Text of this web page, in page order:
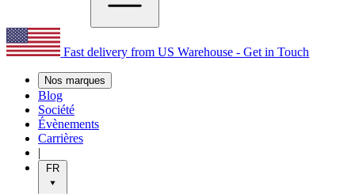
Fast delivery from US Warehouse - Get in Touch
Nos marques
Blog
Société
Évènements
Carrières
|
FR